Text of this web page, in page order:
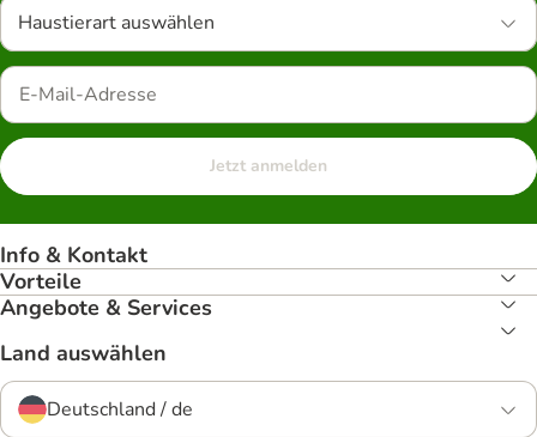
Haustierart auswählen
Jetzt anmelden
Info & Kontakt
Vorteile
Angebote & Services
Land auswählen
Deutschland / de